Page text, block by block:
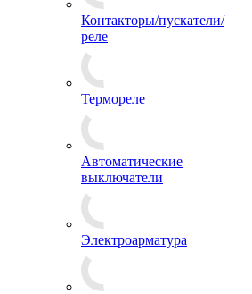
Контакторы/пускатели/
реле
Термореле
Автоматические
выключатели
Электроарматура